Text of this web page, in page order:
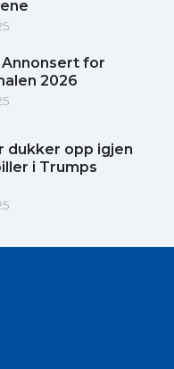
Annonsert for
2026
dukker opp igjen
i Trumps